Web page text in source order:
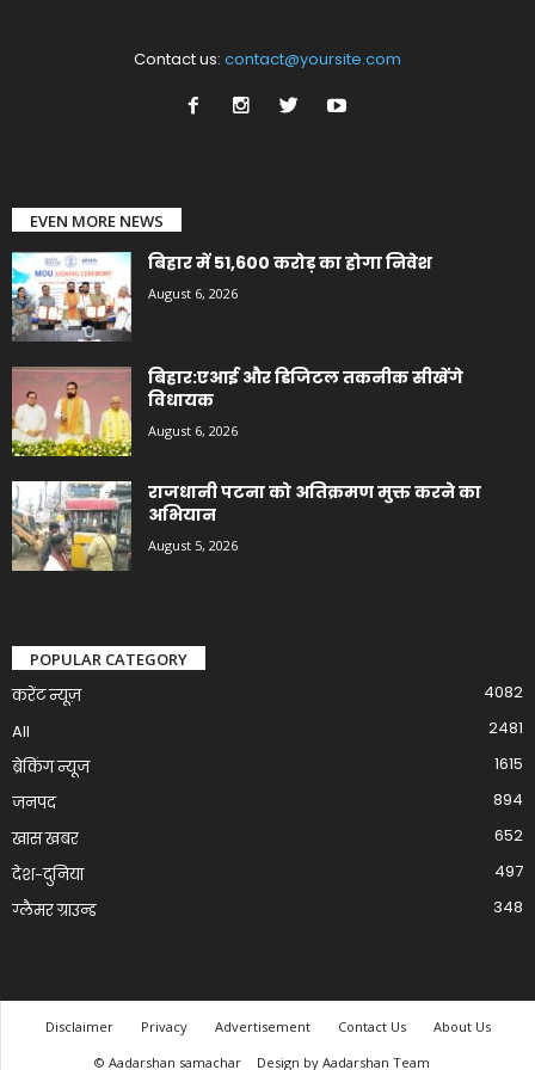
Contact us: contact@yoursite.com
EVEN MORE NEWS
बिहार में 51,600 करोड़ का होगा निवेश
August 6, 2026
बिहार:एआई और डिजिटल तकनीक सीखेंगे
विधायक
August 6, 2026
राजधानी पटना को अतिक्रमण मुक्त करने का
अभियान
August 5, 2026
POPULAR CATEGORY
करेंट न्यूज़
4082
All
2481
ब्रेकिंग न्यूज
1615
जनपद
894
खास खबर
652
देश-दुनिया
497
ग्लैमर ग्राउन्ड
348
Disclaimer Privacy Advertisement Contact Us
About Us
© Aadarshan samachar
Design by Aadarshan Team